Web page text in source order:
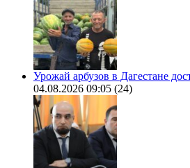
Урожай арбузов в Дагестане
04.08.2026 09:05 (24)